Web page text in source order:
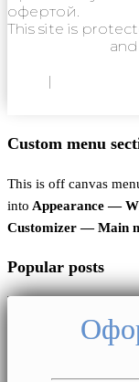
офертой.
This site is
and
|
Custom menu
This is off canvas
into Appearance —
Customizer — Main
Popular posts